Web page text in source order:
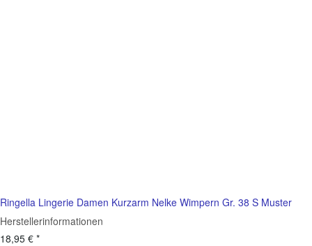
Ringella Lingerie Damen Kurzarm Nelke Wimpern Gr. 38 S Muster
Herstellerinformationen
18,95 € *